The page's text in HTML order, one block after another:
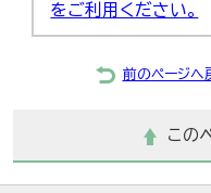
をご利用ください。
前のページへ
この